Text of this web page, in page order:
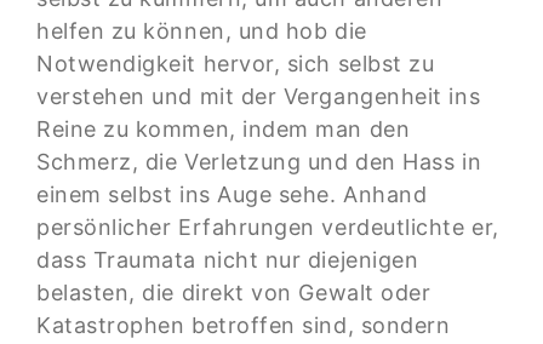
helfen zu können, und hob die
Notwendigkeit hervor, sich selbst zu
verstehen und mit der Vergangenheit ins
Reine zu kommen, indem man den
Schmerz, die Verletzung und den Hass in
einem selbst ins Auge sehe. Anhand
persönlicher Erfahrungen verdeutlichte er,
dass Traumata nicht nur diejenigen
belasten, die direkt von Gewalt oder
Katastrophen betroffen sind, sondern